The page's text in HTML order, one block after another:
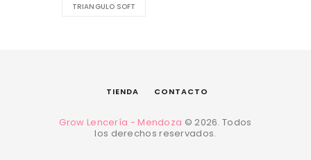
TRIANGULO SOFT
TIENDA CONTACTO
Grow Lencería - Mendoza © 2026. Todos
los derechos reservados.